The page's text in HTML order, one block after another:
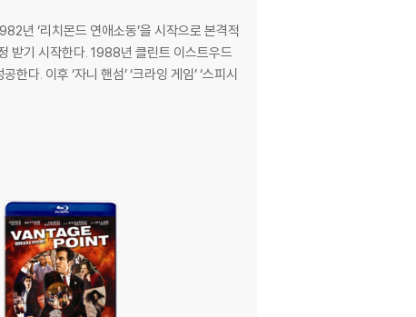
년 ‘리치몬드 연애소동’을 시작으로 본격적
받기 시작한다. 1988년 클린트 이스트우드
다. 이후 ‘자니 핸섬’ ‘크라잉 게임’ ‘스피시